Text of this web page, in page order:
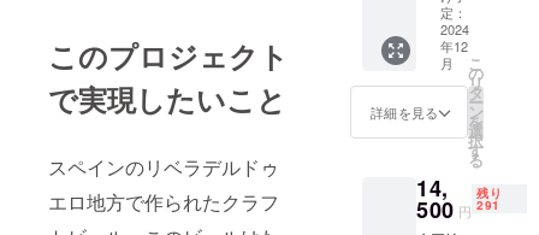
このプロジェクト
で実現したいこと
スペインのリベラデルドゥ
エロ地方で作られたクラフ
アル
コール
度数5
パーセ
ント。
原材
芽、
ホッ
感じら
れる。
キャラ
メルや
トース
トのア
り感じ
られ
IMPERI
AL -
PEDRO
XIMEN
EZ.
330ml
定価
抜） 濃
厚な色
の中に
定：
2024
年12
月
詳細を見る
こ
の
リ
タ
ー
ン
を
選
択
す
る
14,
500 円
残り
291